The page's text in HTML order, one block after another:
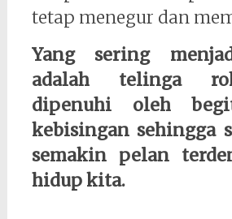
tetap menegur dan
Yang sering
adalah telinga
dipenuhi oleh
kebisingan sehingga
semakin pelan
hidup kita.